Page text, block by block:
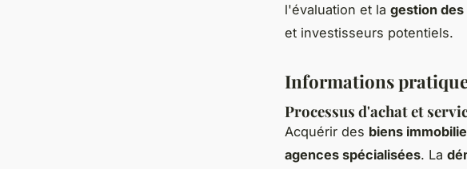
l'évaluation et la gestion des
et investisseurs potentiels.
Informations
Processus d'achat et
Acquérir des biens
agences spécialisées. La